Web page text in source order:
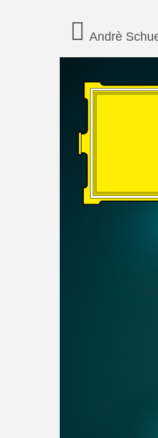
Andrè